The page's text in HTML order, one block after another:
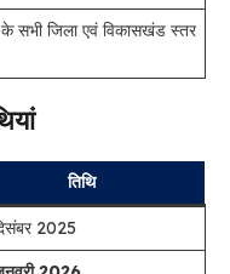
के सभी जिला एवं विकासखंड स्तर
तिथि
2025